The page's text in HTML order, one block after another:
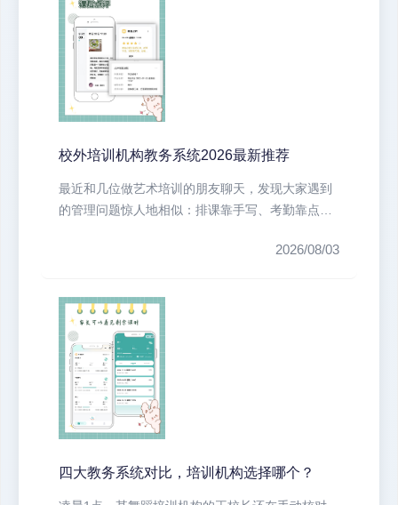
校外培训机构教务系统2026最新推荐
最近和几位做艺术培训的朋友聊天，发现大家遇到
的管理问题惊人地相似：排课靠手写、考勤靠点
2026/08/03
四大教务系统对比，培训机构选择哪个？